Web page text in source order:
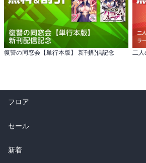
復讐の同窓会【単行本版】 新刊配信記念
フロア
総合
ラノベ
セール
総合
新着